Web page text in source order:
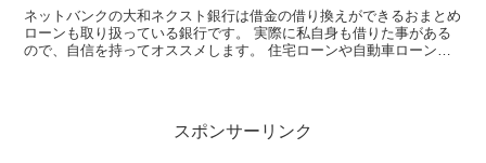
ネットバンクの大和ネクスト銀行は借金の借り換えができるおまとめ
ローンも取り扱っている銀行です。 実際に私自身も借りた事がある
ので、自信を持ってオススメします。 住宅ローンや自動車ローン以
スポンサーリンク